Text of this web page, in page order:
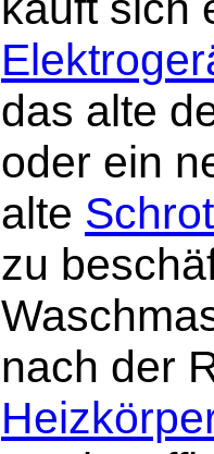
das alte
oder ein
alte
zu
nach der